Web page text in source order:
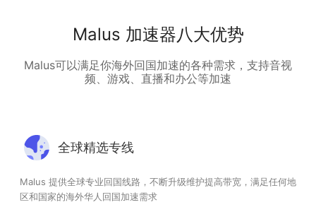
Malus 加速器八大优势
Malus可以满足你海外回国加速的各种需求，支持音视
频、游戏、直播和办公等加速
全球精选专线
Malus 提供全球专业回国线路，不断升级维护提高带宽，满足任何地
区和国家的海外华人回国加速需求